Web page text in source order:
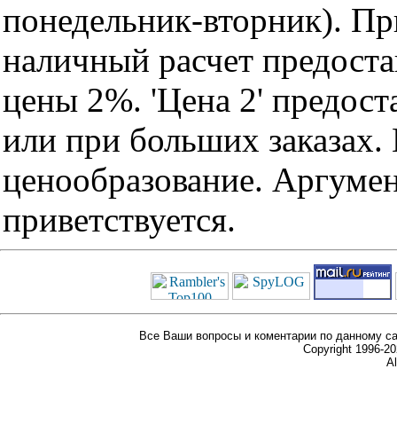
понедельник-вторник).
наличный расчет
цены 2%. 'Цена 2'
или при больших
ценообразование.
приветствуется.
Все Ваши вопросы и коментарии по данному
Copyright 1996-